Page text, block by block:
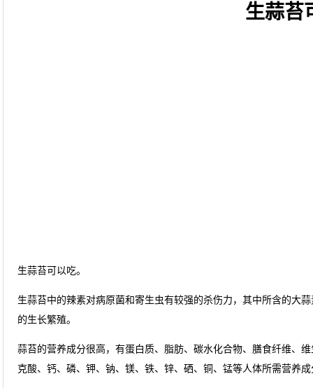
生蒜苔
生蒜苔可以吃。
生蒜苔中的辣素对病原菌和寄生虫有较强的杀伤力，其中所含的大
的生长繁殖。
蒜苔的营养成分很高，有蛋白质、脂肪、碳水化合物、膳食纤维、
克酸、钙、磷、钾、钠、镁、铁、锌、硒、铜、锰等人体所需营养